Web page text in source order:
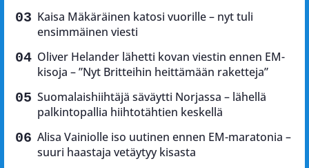
Kaisa Mäkäräinen katosi vuorille – nyt tuli
ensimmäinen viesti
Oliver Helander lähetti kovan viestin ennen EM-
kisoja – ”Nyt Britteihin heittämään raketteja”
Suomalaishiihtäjä säväytti Norjassa – lähellä
palkintopallia hiihtotähtien keskellä
Alisa Vainiolle iso uutinen ennen EM-maratonia –
suuri haastaja vetäytyy kisasta